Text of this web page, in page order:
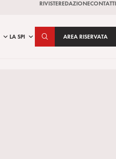
RIVISTEREDAZIONECONTATTI
LA SPI AREA RISERVATA